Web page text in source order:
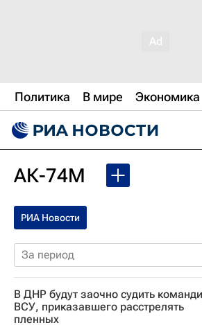
Политика В мире Экономика
АК-74М
РИА Новости
За период
В ДНР будут заочно судить
ВСУ, приказавшего расстрелять
пленных